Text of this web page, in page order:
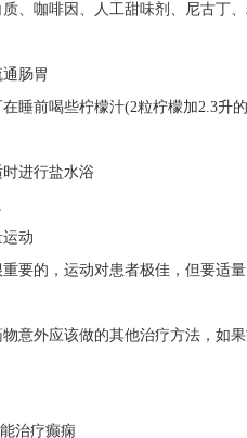
、咖啡因、人工甜味剂、尼古丁
肠胃
睡前喝些柠檬汁(2粒柠檬加2.3升
进行盐水浴
动
要的，运动对患者极佳，但要适
意外应该做的其他治疗方法，如
治疗癫痫